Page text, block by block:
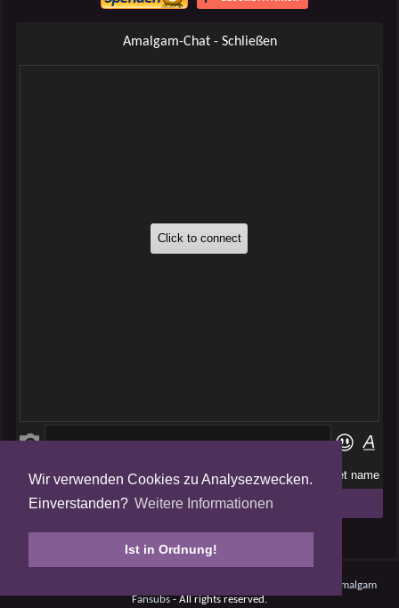
Wir verwenden Cookies zu Analysezwecken.
Einverstanden? Weitere Informationen
Ist in Ordnung!
Amalgam-Chat - Schließen
Folge uns auf
Tweets by AmalgamFansubs
Amalgam
Fansubs- All rights reserved.